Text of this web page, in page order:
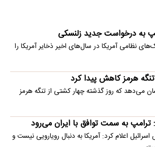
به درخواست جدید زلنسکی
نظامی آمریکا در سال‌های اخیر ذخایر آمریکا را
هرمز کاهش پیدا کرد
می‌دهد که روز گذشته چهار کشتی از تنگه هرمز
اعلام کرد: آمریکا به دنبال رویارویی نیست و